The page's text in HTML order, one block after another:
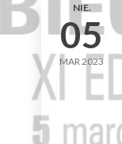
NIE.
05
MAR 2023